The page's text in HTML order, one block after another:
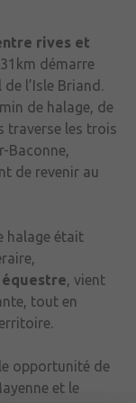
rives et
démarre
l’Isle Briand.
de halage, de
traverse les trois
Baconne,
de revenir au
halage était
, vient
tout en
opportunité de
et le